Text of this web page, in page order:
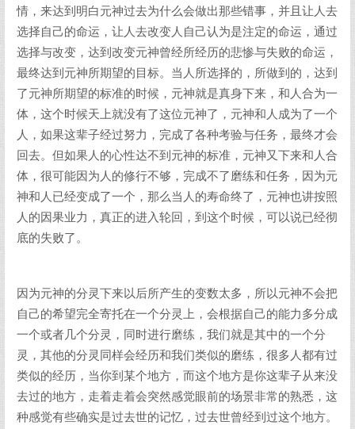
情，来达到明白元神过去为什么会做出那些错事，并且让人去
选择自己的命运，让人去改变人自己认为是注定的命运，通过
选择与改变，达到改变元神曾经所经历的悲惨与失败的命运，
最终达到元神所期望的目标。当人所选择的，所做到的，达到
了元神所期望的标准的时候，元神就是真身下来，和人合为一
体，这个时候天上就没有了这位元神了，元神和人成为了一个
人，如果这辈子经过努力，完成了各种考验与任务，最终才会
回去。但如果人的心性达不到元神的标准，元神又下来和人合
体，很可能因为人的修行不够，完成不了磨练和任务，因为元
神和人已经变成了一个，那么当人的寿命终了，元神也讲按照
人的因果业力，真正的进入轮回，到这个时候，可以说已经彻
底的失败了。
因为元神的分灵下来以后所产生的变数太多，所以元神不会把
自己的希望完全寄托在一个分灵上，会根据自己的能力多分成
一个或者几个分灵，同时进行磨练，我们就是其中的一个分
灵，其他的分灵同样会经历和我们类似的磨练，很多人都有过
类似的经历，当你到某个地方，而这个地方是你这辈子从来没
去过的地方，走着走着会突然感觉眼前的场景非常的熟悉，这
种感觉有些确实是过去世的记忆，过去世曾经到过这个地方。